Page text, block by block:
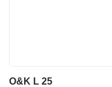
O&K L 25